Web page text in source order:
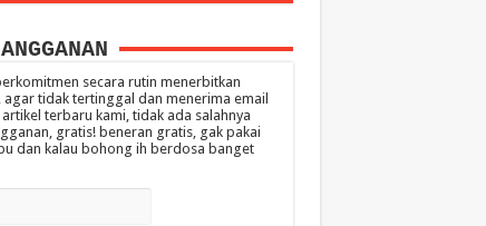
secara rutin menerbitkan
agar tidak tertinggal dan menerima email
terbaru kami, tidak ada salahnya
gratis! beneran gratis, gak pakai
dan kalau bohong ih berdosa banget